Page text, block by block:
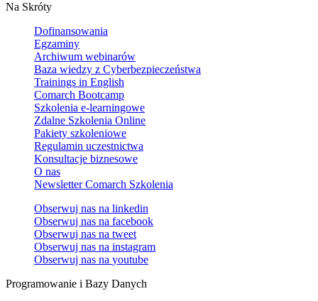
Na Skróty
Dofinansowania
Egzaminy
Archiwum webinarów
Baza wiedzy z Cyberbezpieczeństwa
Trainings in English
Comarch Bootcamp
Szkolenia e-learningowe
Zdalne Szkolenia Online
Pakiety szkoleniowe
Regulamin uczestnictwa
Konsultacje biznesowe
O nas
Newsletter Comarch Szkolenia
Obserwuj nas na linkedin
Obserwuj nas na facebook
Obserwuj nas na tweet
Obserwuj nas na instagram
Obserwuj nas na youtube
Programowanie i Bazy Danych